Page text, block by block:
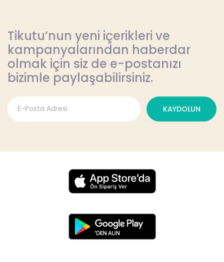
Tikutu’nun yeni içerikleri ve
kampanyalarından haberdar
olmak için siz de e-postanızı
bizimle paylaşabilirsiniz.
KAYDOLUN